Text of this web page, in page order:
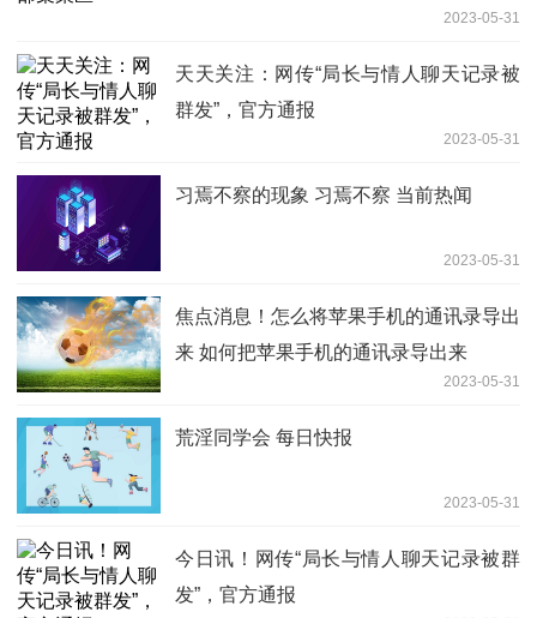
2023-05-31
天天关注：网传“局长与情人聊天记录被
群发”，官方通报
2023-05-31
习焉不察的现象 习焉不察 当前热闻
2023-05-31
焦点消息！怎么将苹果手机的通讯录导出
来 如何把苹果手机的通讯录导出来
2023-05-31
荒淫同学会 每日快报
2023-05-31
今日讯！网传“局长与情人聊天记录被群
发”，官方通报